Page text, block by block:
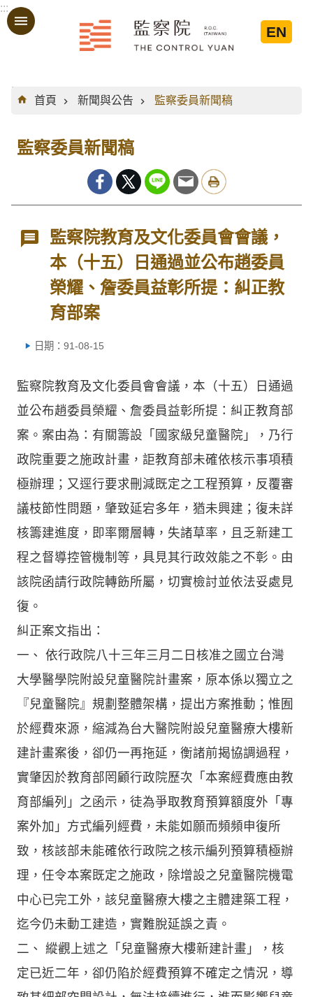
跳到主要內容區塊
:::
EN
:::
首頁
新聞與公告 監察委員新聞稿
監察委員新聞稿
監察院教育及文化委員會會議，
本（十五）日通過並公布趙委員
榮耀、詹委員益彰所提：糾正教
育部案
日期：91-08-15
監察院教育及文化委員會會議，本（十五）日通過
並公布趙委員榮耀、詹委員益彰所提：糾正教育部
案。案由為：有關籌設「國家級兒童醫院」，乃行
政院重要之施政計畫，詎教育部未確依核示事項積
極辦理；又逕行要求刪減既定之工程預算，反覆審
議枝節性問題，肇致延宕多年，猶未興建；復未詳
核籌建進度，即率爾層轉，失諸草率，且乏新建工
程之督導控管機制等，具見其行政效能之不彰。由
該院函請行政院轉飭所屬，切實檢討並依法妥處見
復。
糾正案文指出：
一、 依行政院八十三年三月二日核准之國立台灣
大學醫學院附設兒童醫院計畫案，原本係以獨立之
『兒童醫院』規劃整體架構，提出方案推動；惟囿
於經費來源，縮減為台大醫院附設兒童醫療大樓新
建計畫案後，卻仍一再拖延，衡諸前揭協調過程，
實肇因於教育部罔顧行政院歷次「本案經費應由教
育部編列」之函示，徒為爭取教育預算額度外「專
案外加」方式編列經費，未能如願而頻頻申復所
致，核該部未能確依行政院之核示編列預算積極辦
理，任令本案既定之施政，除增設之兒童醫院機電
中心已完工外，該兒童醫療大樓之主體建築工程，
迄今仍未動工建造，實難脫延誤之責。
二、 縱觀上述之「兒童醫療大樓新建計畫」，核
定已近二年，卻仍陷於經費預算不確定之情況，導